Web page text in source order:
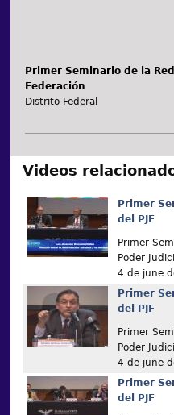
Primer Seminario de la
Federación
Distrito Federal
Videos
Primer
del PJF
Primer
Poder
4 de june
Primer
del PJF
Primer
Poder
4 de june
Primer
del PJF